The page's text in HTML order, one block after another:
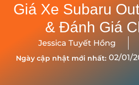
Giá Xe Subaru
& Đánh Giá
Jessica Tuyết Hồng
Ngày cập nhật mới nhất: 02/01/